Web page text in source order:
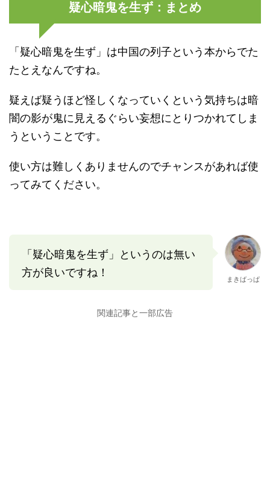
疑心暗鬼を生ず：まとめ
「疑心暗鬼を生ず」は中国の列子という本からでた
たとえなんですね。
疑えば疑うほど怪しくなっていくという気持ちは暗
闇の影が鬼に見えるぐらい妄想にとりつかれてしま
うということです。
使い方は難しくありませんのでチャンスがあれば使
ってみてください。
「疑心暗鬼を生ず」というのは無い
方が良いですね！
まきばっぱ
関連記事と一部広告